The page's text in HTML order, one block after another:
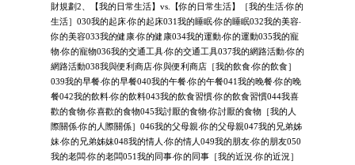
財規劃2、【我的日常生活】vs.【你的日常生活】［我的生活‧你的
生活］030我的起床‧你的起床031我的睡眠‧你的睡眠032我的美容‧
你的美容033我的健康‧你的健康034我的運動‧你的運動035我的寵
物‧你的寵物036我的交通工具‧你的交通工具037我的網路活動‧你的
網路活動038我與便利商店‧你與便利商店［我的飲食‧你的飲食］
039我的早餐‧你的早餐040我的午餐‧你的午餐041我的晚餐‧你的晚
餐042我的飲料‧你的飲料043我的飲食習慣‧你的飲食習慣044我喜
歡的食物‧你喜歡的食物045我討厭的食物‧你討厭的食物［我的人
際關係‧你的人際關係］046我的父母親‧你的父母親047我的兄弟姊
妹‧你的兄弟姊妹048我的情人‧你的情人049我的朋友‧你的朋友050
我的老闆‧你的老闆051我的同事‧你的同事［我的近況‧你的近況］